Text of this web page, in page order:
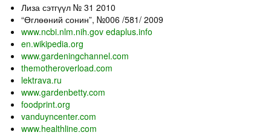
Лиза сэтгүүл № 31 2010
“Өглөөний сонин”, №006 /581/ 2009
www.ncbi.nlm.nih.gov edaplus.info
en.wikipedia.org
www.gardeningchannel.com
themotheroverload.com
lektrava.ru
www.gardenbetty.com
foodprint.org
vanduyncenter.com
www.healthline.com